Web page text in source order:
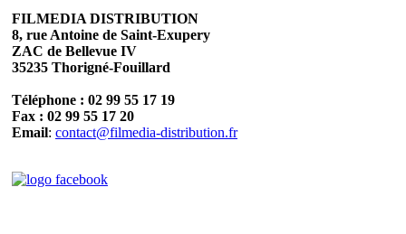
FILMEDIA DISTRIBUTION
8, rue Antoine de Saint-Exupery
ZAC de Bellevue IV
35235 Thorigné-Fouillard
Téléphone : 02 99 55 17 19
Fax : 02 99 55 17 20
Email: contact@filmedia-distribution.fr